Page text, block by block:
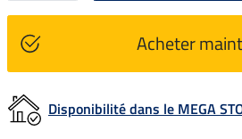
Acheter
Disponibilité dans le MEGA